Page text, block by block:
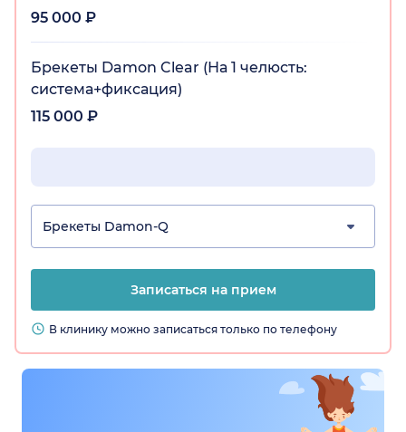
95 000 ₽
Брекеты Damon Clear (На 1 челюсть:
система+фиксация)
115 000 ₽
Брекеты Damon-Q
Записаться на прием
В клинику можно записаться только по телефону